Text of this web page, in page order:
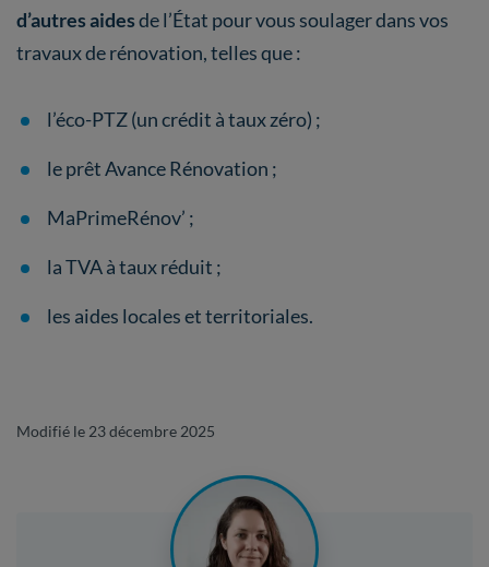
d’autres aidesde l’État pour vous soulager dans vos
travaux de rénovation, telles que :
l’éco-PTZ (un crédit à taux zéro) ;
le prêt Avance Rénovation ;
MaPrimeRénov’ ;
la TVA à taux réduit ;
les aides locales et territoriales.
Modifié le 23 décembre 2025